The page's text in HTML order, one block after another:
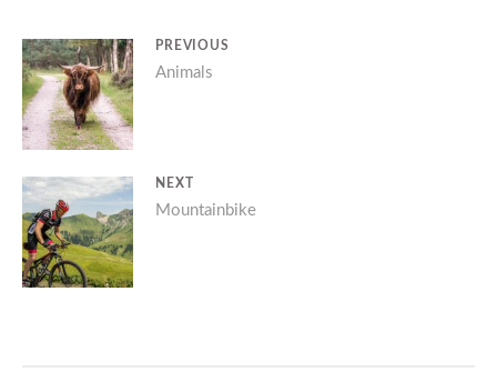
BERICHT
NAVIGATIE
PREVIOUS
Previous
post:
Animals
NEXT
Next
post:
Mountainbike